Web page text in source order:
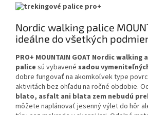
Nordic walking palice
ideálne do všetkých
PRO+ MOUNTAIN GOAT Nordic
palice sú vybavené sadou
dobre fungovať na akomkoľvek type
aktivitách bez ohľadu na ročné obdobie.
blato, asfalt ani blata zem nebudú
môžete naplánovať jesenný výlet do hôr